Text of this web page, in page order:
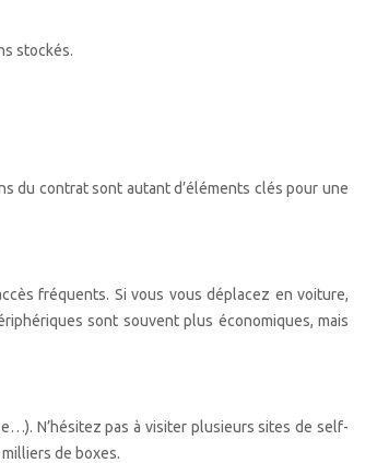
stockés.
du contrat sont autant d’éléments clés pour une
fréquents. Si vous vous déplacez en voiture,
sont souvent plus économiques, mais
N’hésitez pas à visiter plusieurs sites de self-
de boxes.